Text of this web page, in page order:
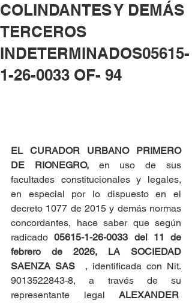
COLINDANTES Y DEMÁS
TERCEROS
INDETERMINADOS05615-
1-26-0033 OF- 94
EL CURADOR URBANO PRIMERO
DE RIONEGRO, en uso de sus
facultades constitucionales y legales,
en especial por lo dispuesto en el
decreto 1077 de 2015 y demás normas
concordantes, hace saber que según
radicado 05615-1-26-0033 del
11 de
febrero de 2026,
LA SOCIEDAD
SAENZA SAS , identificada con Nit.
9013522843-8, a través de su
representante legal ALEXANDER